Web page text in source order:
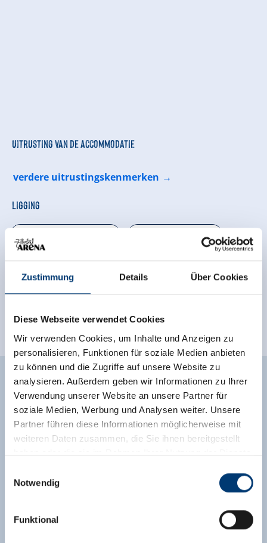
Zustimmung Details Über Cookies
Diese Webseite verwendet Cookies
Wir verwenden Cookies, um Inhalte und Anzeigen zu
personalisieren, Funktionen für soziale Medien anbieten
zu können und die Zugriffe auf unsere Website zu
analysieren. Außerdem geben wir Informationen zu Ihrer
Verwendung unserer Website an unsere Partner für
soziale Medien, Werbung und Analysen weiter. Unsere
Partner führen diese Informationen möglicherweise mit
weiteren Daten zusammen, die Sie ihnen bereitgestellt
haben oder die sie im Rahmen Ihrer Nutzung der Dienste
Rohr 23// A-6280 Zell am Ziller
Notwendig
Funktional
Uitrusting van de accommodatie
verdere uitrustingskenmerken
Ligging
Aan de wandelweg
Centrale ligging Rustige ligging
Direct aan de loipe
Classificaties
Aanvraag
Voornaam*